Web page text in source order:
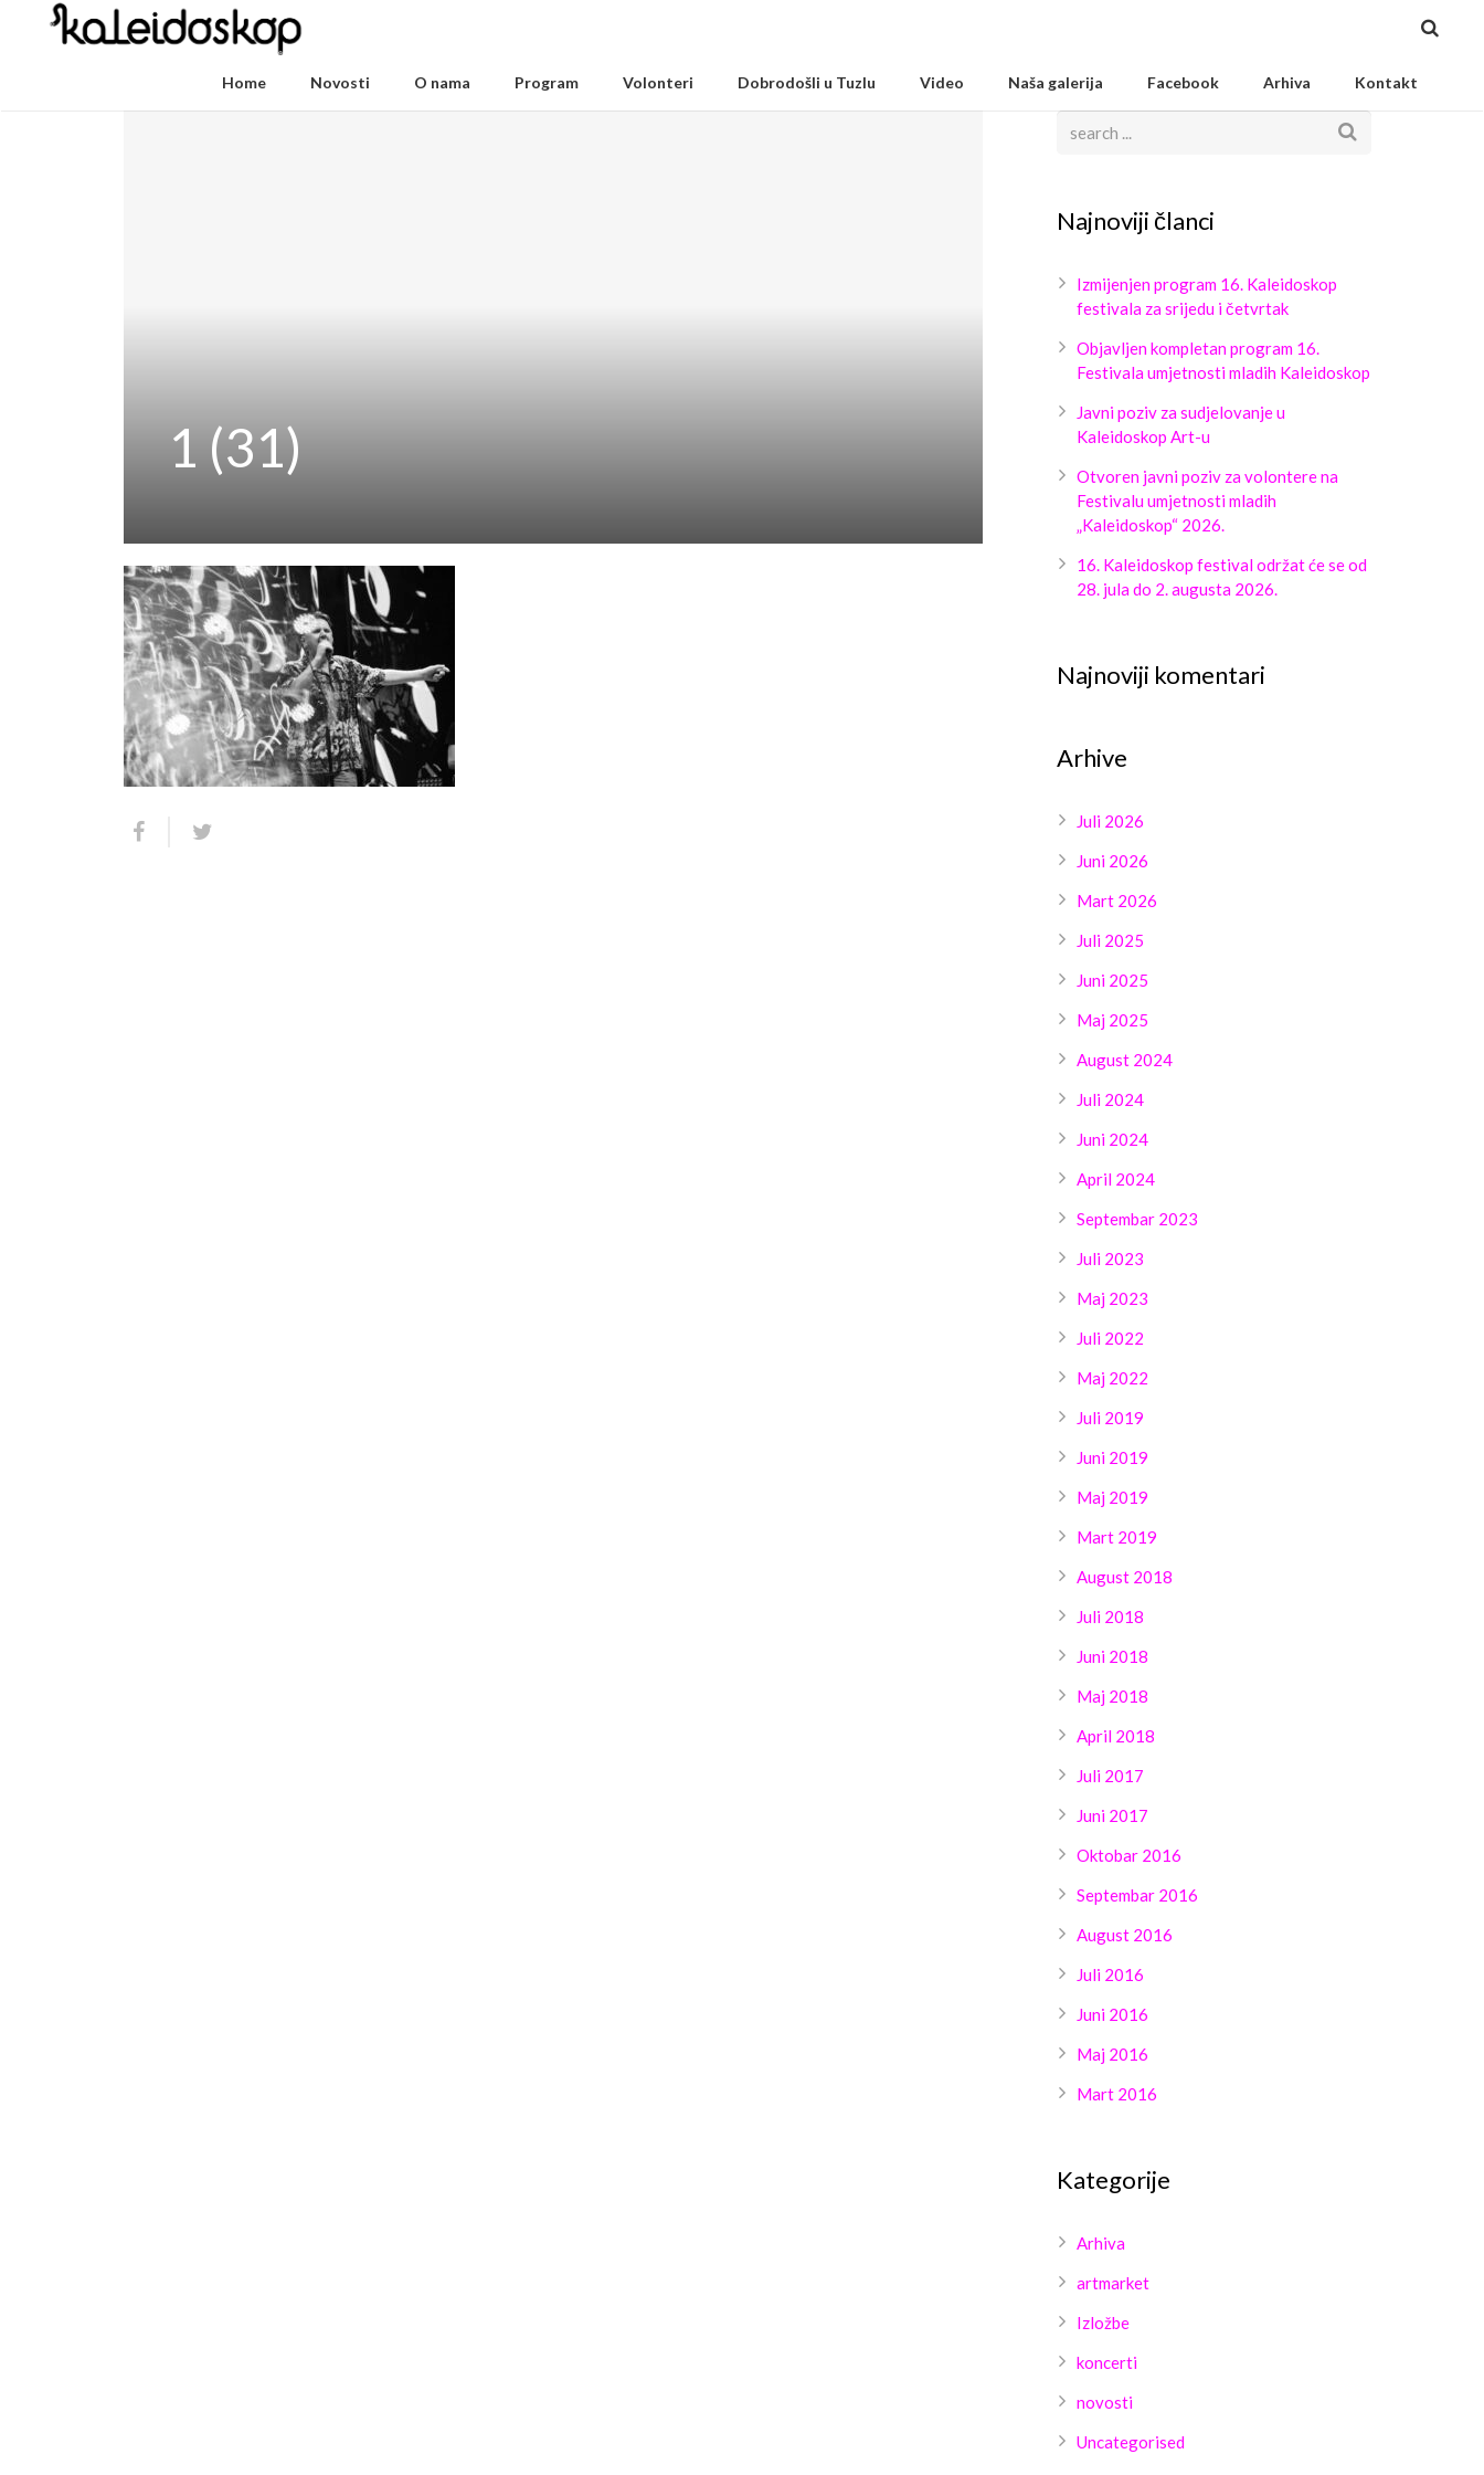
Home Novosti O nama Program Volonteri Dobrodošli u Tuzlu Video Naša galerija Facebook Arhiva Kontakt
1 (31)
Najnoviji članci
Izmijenjen program 16. Kaleidoskop
festivala za srijedu i četvrtak
Objavljen kompletan program 16.
Festivala umjetnosti mladih Kaleidoskop
Javni poziv za sudjelovanje u
Kaleidoskop Art-u
Otvoren javni poziv za volontere na
Festivalu umjetnosti mladih
„Kaleidoskop“ 2026.
16. Kaleidoskop festival održat će se od
28. jula do 2. augusta 2026.
Najnoviji komentari
Arhive
Juli 2026
Juni 2026
Mart 2026
Juli 2025
Juni 2025
Maj 2025
August 2024
Juli 2024
Juni 2024
April 2024
Septembar 2023
Juli 2023
Maj 2023
Juli 2022
Maj 2022
Juli 2019
Juni 2019
Maj 2019
Mart 2019
August 2018
Juli 2018
Juni 2018
Maj 2018
April 2018
Juli 2017
Juni 2017
Oktobar 2016
Septembar 2016
August 2016
Juli 2016
Juni 2016
Maj 2016
Mart 2016
Kategorije
Arhiva
artmarket
Izložbe
koncerti
novosti
Uncategorised